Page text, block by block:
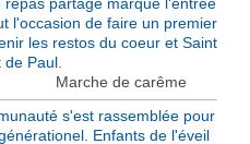
l'occasion de faire un premier
les restos du coeur et Saint
Paul.
de carême
s'est rassemblée pour
Enfants de l'éveil